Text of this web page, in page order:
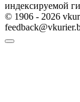
индексируемой
© 1906 - 2026